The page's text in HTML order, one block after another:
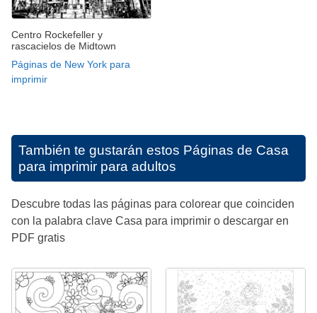
Centro Rockefeller y
rascacielos de Midtown
Páginas de New York para
imprimir
También te gustarán estos Páginas de Casa
para imprimir para adultos
Descubre todas las páginas para colorear que coinciden
con la palabra clave Casa para imprimir o descargar en
PDF gratis